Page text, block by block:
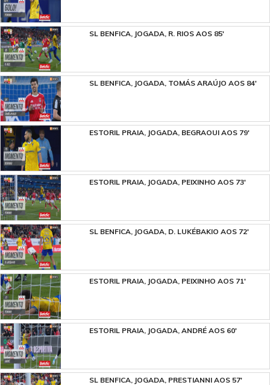
SL BENFICA, JOGADA, R. RIOS AOS 85'
SL BENFICA, JOGADA, TOMÁS ARAÚJO AOS 84'
ESTORIL PRAIA, JOGADA, BEGRAOUI AOS 79'
ESTORIL PRAIA, JOGADA, PEIXINHO AOS 73'
SL BENFICA, JOGADA, D. LUKÉBAKIO AOS 72'
ESTORIL PRAIA, JOGADA, PEIXINHO AOS 71'
ESTORIL PRAIA, JOGADA, ANDRÉ AOS 60'
SL BENFICA, JOGADA, PRESTIANNI AOS 57'